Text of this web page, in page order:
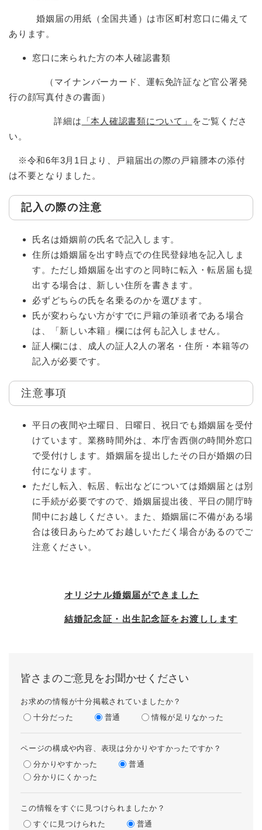
婚姻届の用紙（全国共通）は市区町村窓口に備えて
あります。​
窓口に来られた方の本人確認書類
（マイナンバーカード、運転免許証など官公署発
行の顔写真付きの書面）
詳細は 「本人確認書類について」
をご覧くださ
い。
※令和6年3月1日より、戸籍届出の際の戸籍謄本の添付
は不要となりました。
記入の際の注意
氏名は婚姻前の氏名で記入します。
住所は婚姻届を出す時点での住民登録地を記入しま
す。ただし婚姻届を出すのと同時に転入・転居届も提
出する場合は、新しい住所を書きます。
必ずどちらの氏を名乗るのかを選びます。
氏が変わらない方がすでに戸籍の筆頭者である場合
は、「新しい本籍」欄には何も記入しません。
証人欄には、成人の証人2人の署名・住所・本籍等の
記入が必要です。
注意事項
平日の夜間や土曜日、日曜日、祝日でも婚姻届を受付
けています。業務時間外は、本庁舎西側の時間外窓口
で受付けします。婚姻届を提出したその日が婚姻の日
付になります。
ただし転入、転居、転出などについては婚姻届とは別
に手続が必要ですので、婚姻届提出後、平日の開庁時
間中にお越しください。また、婚姻届に不備がある場
合は後日あらためてお越しいただく場合があるのでご
注意ください。
オリジナル婚姻届ができました
結婚記念証・出生記念証をお渡しします
皆さまのご意見をお聞かせください
お求めの情報が十分掲載されていましたか？
十分だった
普通 情報が足りなかった
ページの構成や内容、表現は分かりやすかったですか？
分かりやすかった
普通
分かりにくかった
この情報をすぐに見つけられましたか？
すぐに見つけられた
普通